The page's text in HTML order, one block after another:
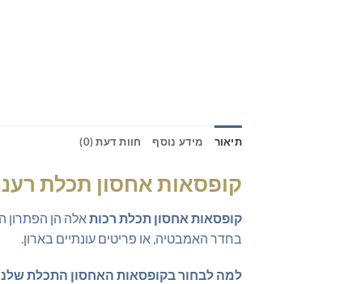
תיאור מידע נוסף חוות דעת (0)
קופסאות אחסון תכלת
קופסאות אחסון תכלת רכותאלה הן הפתרון
בחדר האמבטיה, או פריטים עונתיים בארון.
למה לבחור בקופסאות האחסון התכלת